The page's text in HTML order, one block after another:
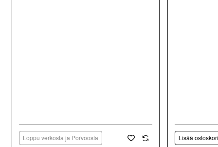
Loppu verkosta ja Porvoosta Lisää